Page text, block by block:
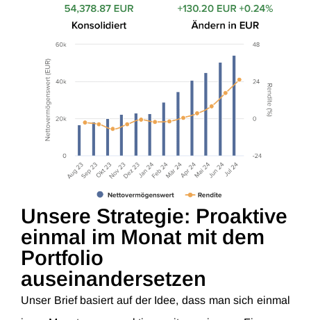
Unsere Strategie: Proaktive
einmal im Monat mit dem
Portfolio
auseinandersetzen
Unser Brief basiert auf der Idee, dass man sich einmal